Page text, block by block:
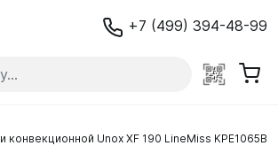
+7 (499) 394-48-99
конвекционной Unox XF 190 LineMiss KPE1065B